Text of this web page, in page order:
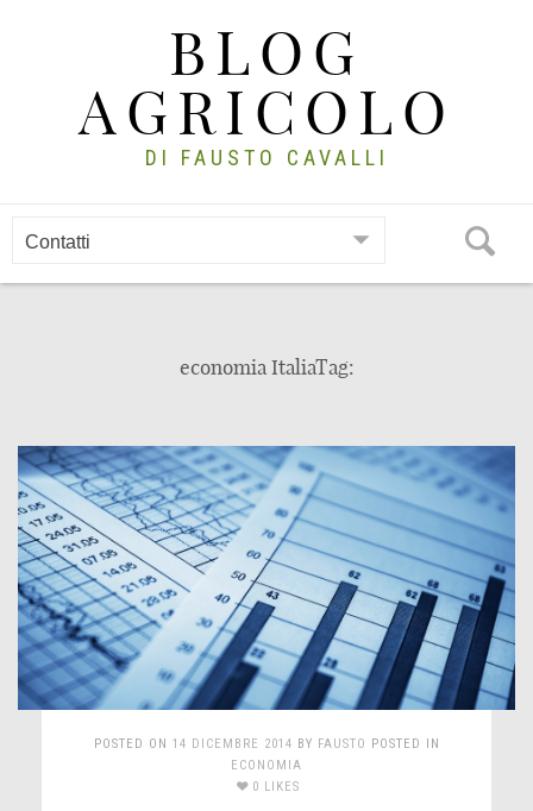
BLOG
AGRICOLO
DI FAUSTO CAVALLI
economia ItaliaTag:
POSTED ON 14 DICEMBRE 2014 BY FAUSTO POSTED IN
ECONOMIA
0 LIKES